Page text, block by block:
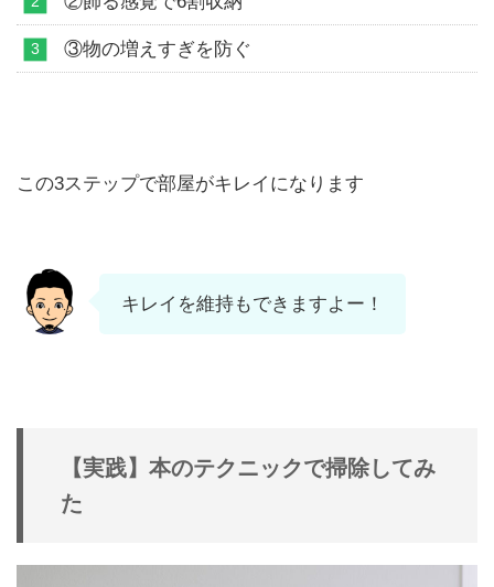
③物の増えすぎを防ぐ
この3ステップで部屋がキレイになります
キレイを維持もできますよー！
【実践】本のテクニックで掃除してみ
た